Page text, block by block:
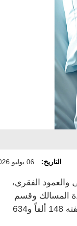
التاريخ: 06 يوليو 2026
الكلية اليمنى والعمود الفقري،
المسالك وقسم
الأورام في مدينة الشيخ شخبوط الطبية في أبوظبي (صحة)، تبلغ كُلفته 148 ألفاً و634